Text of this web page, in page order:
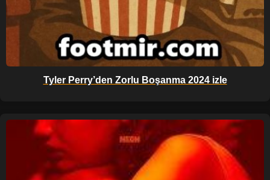
Tyler Perry’den Zorlu Boşanma 2024 izle